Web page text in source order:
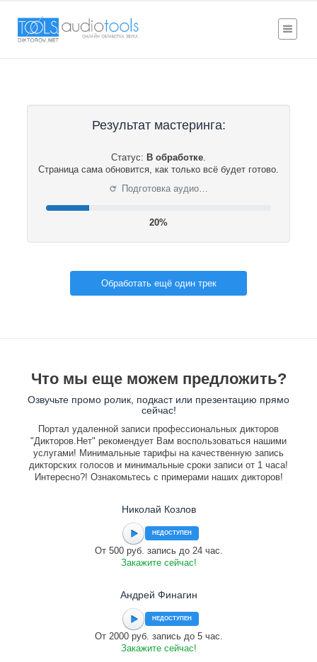
Результат мастеринга:
Статус: В обработке.
Страница сама обновится, как только всё будет готово.
⟳ Подготовка аудио…
20%
Обработать ещё один трек
Что мы еще можем предложить?
Озвучьте промо ролик, подкаст или презентацию прямо
сейчас!
Портал удаленной записи профессиональных дикторов
"Дикторов.Нет" рекомендует Вам воспользоваться нашими
услугами! Минимальные тарифы на качественную запись
дикторских голосов и минимальные сроки записи от 1 часа!
Интересно?! Ознакомьтесь с примерами наших дикторов!
Николай Козлов
НЕДОСТУПЕН
От 500 руб. запись до 24 час.
Закажите сейчас!
Андрей Финагин
НЕДОСТУПЕН
От 2000 руб. запись до 5 час.
Закажите сейчас!